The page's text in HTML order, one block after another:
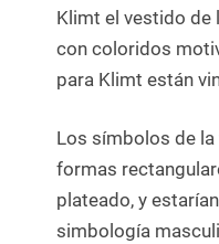
Klimt el vestido de
con coloridos
para Klimt están
Los símbolos de
formas
plateado, y
simbología